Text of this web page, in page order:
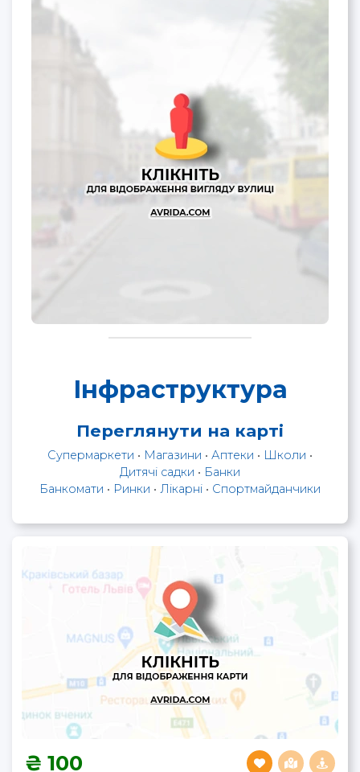
Інфраструктура
Переглянути на карті
Супермаркети • Магазини • Аптеки • Школи •
Дитячі садки • Банки
Банкомати • Ринки • Лікарні • Спортмайданчики
100